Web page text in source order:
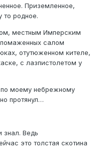
Приземленное,
то родное.
местным Имперским
салом
отутюженном кителе,
с лазпистолетом у
по моему небрежному
протянул…
знал. Ведь
это толстая скотина